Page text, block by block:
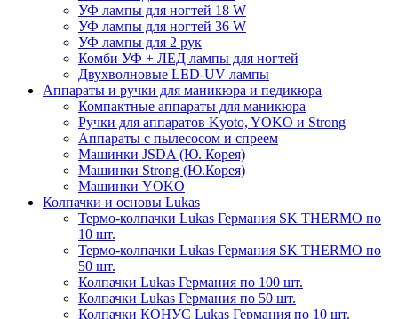
УФ лампы для ногтей 18 W
УФ лампы для ногтей 36 W
УФ лампы для 2 рук
Комби УФ + ЛЕД лампы для ногтей
Двухволновые LED-UV лампы
Аппараты и ручки для маникюра и педикюра
Компактные аппараты для маникюра
Ручки для аппаратов Kyoto, YOKO и Strong
Аппараты с пылесосом и спреем
Машинки JSDA (Ю. Корея)
Машинки Strong (Ю.Корея)
Машинки YOKO
Колпачки и основы Lukas
Термо-колпачки Lukas Германия SK THERMO по
10 шт.
Термо-колпачки Lukas Германия SK THERMO по
50 шт.
Колпачки Lukas Германия по 100 шт.
Колпачки Lukas Германия по 50 шт.
Колпачки КОНУС Lukas Германия по 10 шт.